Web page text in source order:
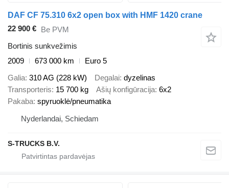
DAF CF 75.310 6x2 open box with HMF 1420 crane
22 900 € Be PVM
Bortinis sunkvežimis
2009
673 000 km
Euro 5
Galia 310 AG (228 kW) Degalai dyzelinas
Transporteris 15 700 kg Ašių konfigūracija 6x2
Pakaba spyruoklė/pneumatika
Nyderlandai, Schiedam
S-TRUCKS B.V.